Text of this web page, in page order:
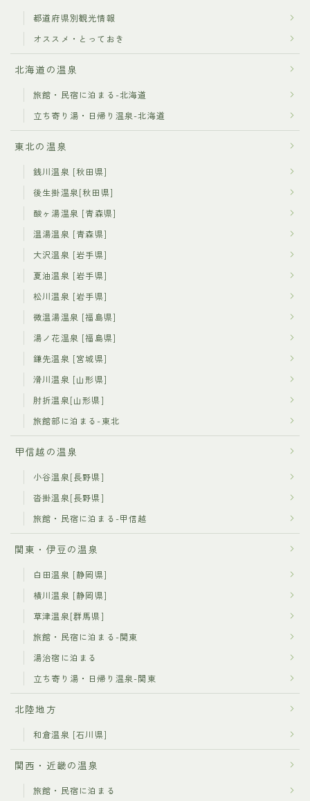
都道府県別観光情報
オススメ・とっておき
北海道の温泉
旅館・民宿に泊まる-北海道
立ち寄り湯・日帰り温泉-北海道
東北の温泉
銭川温泉 [秋田県]
後生掛温泉[秋田県]
酸ヶ湯温泉 [青森県]
温湯温泉 [青森県]
大沢温泉 [岩手県]
夏油温泉 [岩手県]
松川温泉 [岩手県]
微温湯温泉 [福島県]
湯ノ花温泉 [福島県]
鎌先温泉 [宮城県]
滑川温泉 [山形県]
肘折温泉[山形県]
旅館部に泊まる-東北
甲信越の温泉
小谷温泉[長野県]
沓掛温泉[長野県]
旅館・民宿に泊まる-甲信越
関東・伊豆の温泉
白田温泉 [静岡県]
横川温泉 [静岡県]
草津温泉[群馬県]
旅館・民宿に泊まる-関東
湯治宿に泊まる
立ち寄り湯・日帰り温泉-関東
北陸地方
和倉温泉 [石川県]
関西・近畿の温泉
旅館・民宿に泊まる